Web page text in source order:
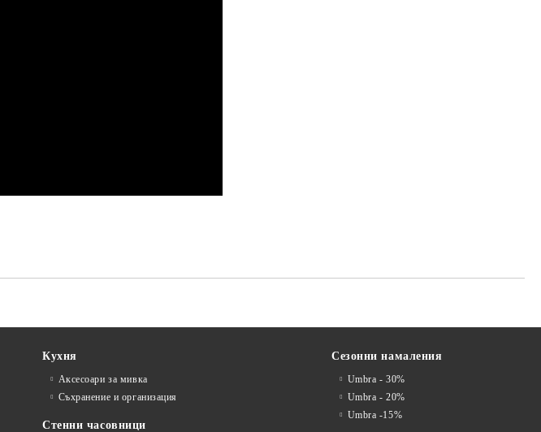
Кухня
Аксесоари за мивка
Съхранение и организация
Стенни часовници
Сезонни намаления
Umbra - 30%
Umbra - 20%
Umbra -15%